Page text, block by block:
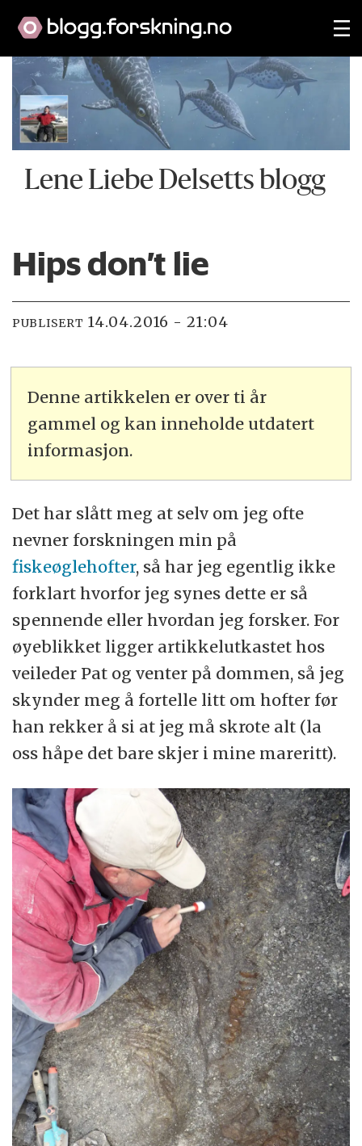
Lene Liebe Delsetts blogg
Hips don’t lie
PUBLISERT 14.04.2016 - 21:04
Denne artikkelen er over ti år
gammel og kan inneholde utdatert
informasjon.
Det har slått meg at selv om jeg ofte
nevner forskningen min på
fiskeøglehofter, så har jeg egentlig ikke
forklart hvorfor jeg synes dette er så
spennende eller hvordan jeg forsker. For
øyeblikket ligger artikkelutkastet hos
veileder Pat og venter på dommen, så jeg
skynder meg å fortelle litt om hofter før
han rekker å si at jeg må skrote alt (la
oss håpe det bare skjer i mine mareritt).